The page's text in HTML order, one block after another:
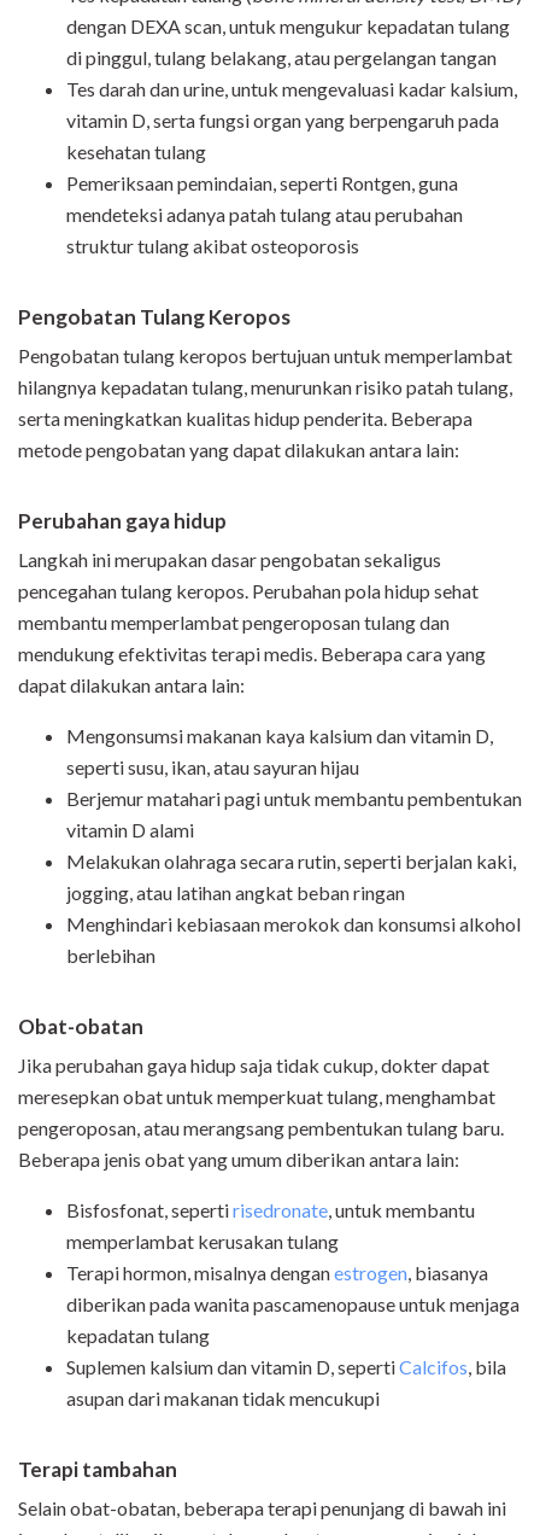
dengan DEXA scan, untuk mengukur kepadatan tulang
di pinggul, tulang belakang, atau pergelangan tangan
Tes darah dan urine, untuk mengevaluasi kadar kalsium,
vitamin D, serta fungsi organ yang berpengaruh pada
kesehatan tulang
Pemeriksaan pemindaian, seperti Rontgen, guna
mendeteksi adanya patah tulang atau perubahan
struktur tulang akibat osteoporosis
Pengobatan Tulang Keropos
Pengobatan tulang keropos bertujuan untuk memperlambat
hilangnya kepadatan tulang, menurunkan risiko patah tulang,
serta meningkatkan kualitas hidup penderita. Beberapa
metode pengobatan yang dapat dilakukan antara lain:
Perubahan gaya hidup
Langkah ini merupakan dasar pengobatan sekaligus
pencegahan tulang keropos. Perubahan pola hidup sehat
membantu memperlambat pengeroposan tulang dan
mendukung efektivitas terapi medis. Beberapa cara yang
dapat dilakukan antara lain:
Mengonsumsi makanan kaya kalsium dan vitamin D,
seperti susu, ikan, atau sayuran hijau
Berjemur matahari pagi untuk membantu pembentukan
vitamin D alami
Melakukan olahraga secara rutin, seperti berjalan kaki,
jogging, atau latihan angkat beban ringan
Menghindari kebiasaan merokok dan konsumsi alkohol
berlebihan
Obat-obatan
Jika perubahan gaya hidup saja tidak cukup, dokter dapat
meresepkan obat untuk memperkuat tulang, menghambat
pengeroposan, atau merangsang pembentukan tulang baru.
Beberapa jenis obat yang umum diberikan antara lain:
Bisfosfonat, sepertirisedronate, untuk membantu
memperlambat kerusakan tulang
Terapi hormon, misalnya denganestrogen, biasanya
diberikan pada wanita pascamenopause untuk menjaga
kepadatan tulang
Suplemen kalsium dan vitamin D, sepertiCalcifos, bila
asupan dari makanan tidak mencukupi
Terapi tambahan
Selain obat-obatan, beberapa terapi penunjang di bawah ini